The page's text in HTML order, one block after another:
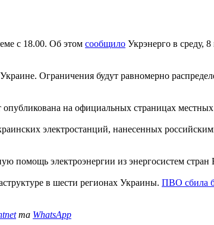
с 18.00. Об этом сообщило Укрэнерго в среду, 8
Ограничения будут равномерно
на официальных страницах местных
электростанций, нанесенных
помощь электроэнергии из энергосистем стран
в шести регионах Украины. ПВО сбила
та WhatsApp